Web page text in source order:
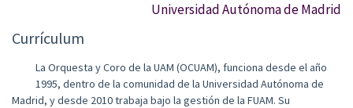
Universidad Autónoma de Madrid
Currículum
La Orquesta y Coro de la UAM (OCUAM), funciona desde el año
1995, dentro de la comunidad de la Universidad Autónoma de
Madrid, y desde 2010 trabaja bajo la gestión de la FUAM. Su